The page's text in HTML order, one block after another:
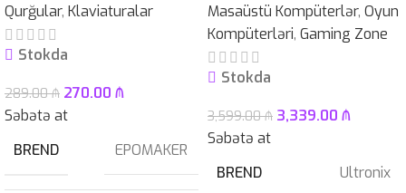
Qurğular, Klaviaturalar
Stokda
289.00₼ 270.00 ₼
Səbətə at
BREND
EPOMAKER
Masaüstü Kompüterlər, Oyun
Kompüterləri, Gaming Zone
Stokda
3,599.00₼ 3,339.00 ₼
Səbətə at
BREND
Ultronix